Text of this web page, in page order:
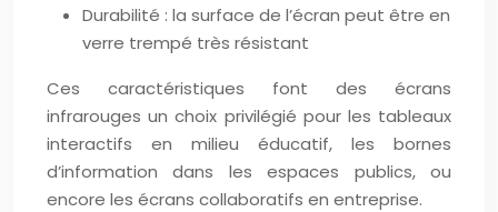
Durabilité : la surface de l’écran peut être en
verre trempé très résistant
Ces caractéristiques font des écrans
infrarouges un choix privilégié pour les tableaux
interactifs en milieu éducatif, les bornes
d’information dans les espaces publics, ou
encore les écrans collaboratifs en entreprise.